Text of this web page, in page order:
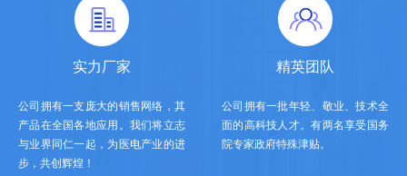
实力厂家
公司拥有一支庞大的销售网络，其
产品在全国各地应用。我们将立志
与业界同仁一起，为医电产业的进
步，共创辉煌！
精英团队
公司拥有一批年轻、敬业、技术全
面的高科技人才。有两名享受国务
院专家政府特殊津贴。